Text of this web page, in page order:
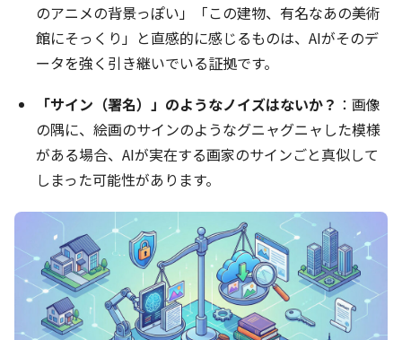
のアニメの背景っぽい」「この建物、有名なあの美術
館にそっくり」と直感的に感じるものは、AIがそのデ
ータを強く引き継いでいる証拠です。
「サイン（署名）」のようなノイズはないか？ ：画像
の隅に、絵画のサインのようなグニャグニャした模様
がある場合、AIが実在する画家のサインごと真似して
しまった可能性があります。